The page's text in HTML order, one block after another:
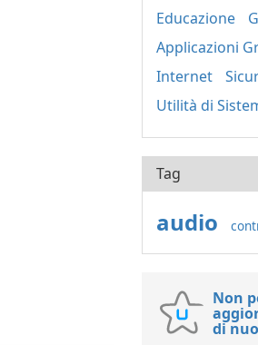
Educazione
Applicazioni
Internet
Utilità di
Tag
audio
Non
di